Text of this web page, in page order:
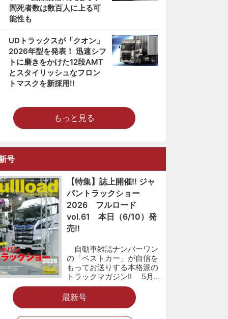
間死者数は数百人に上る可
能性も
UDトラックスが「クオン」
2026年型を発表！ 迅速シフ
トに磨きをかけた12段AMT
とスタイリッシュなフロン
トマスクを新採用!!
もっと見る
号
【特集】誌上開催!! ジャ
パントラックショー
2026 フルロード
vol.61 本日（6/10）発
売!!
自動車雑誌ナンバーワン
の「ベストカー」が自信を
もってお送りする本格派の
トラックマガジン!! 5月…
最新号